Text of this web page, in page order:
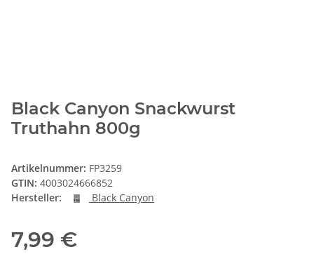
Black Canyon Snackwurst
Truthahn 800g
Artikelnummer: FP3259
GTIN: 4003024666852
Hersteller:
Black Canyon
7,99 €